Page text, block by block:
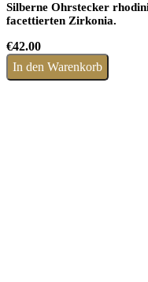
Silberne Ohrstecker
facettierten Zirkonia.
€42.00
In den Warenkorb